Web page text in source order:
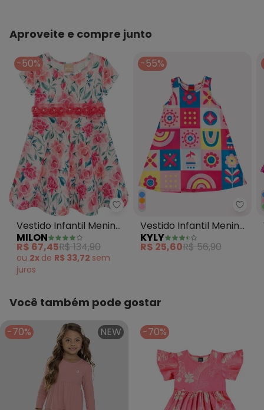
Aproveite e compre junto
-50%
Milon - Vestido Infantil Menina
Vestido Infantil Menina
Flores Rosa
MILON
R$ 67,45R$ 134,90
ou 2x de R$ 33,72 sem
juros
-55%
Kyly
Vestido Infantil Menina
em Algodão Rosa
KYLY
R$ 25,60R$ 56,90
Você também pode gostar
-70% NEW -70%